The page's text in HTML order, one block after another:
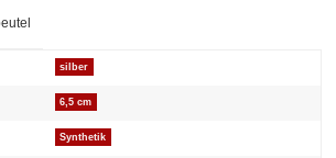
silber
6,5 cm
Synthetik